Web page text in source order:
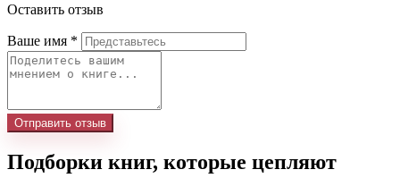
Оставить отзыв
Ваше имя *
Отправить отзыв
Подборки книг, которые цепляют